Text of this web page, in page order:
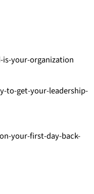
your-organization
to-get-your-leadership-
your-first-day-back-